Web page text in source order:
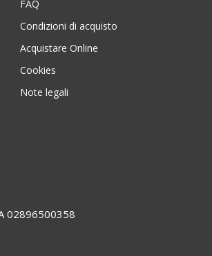
FAQ
Condizioni di acquisto
Acquistare Online
Cookies
Note legali
02896500358